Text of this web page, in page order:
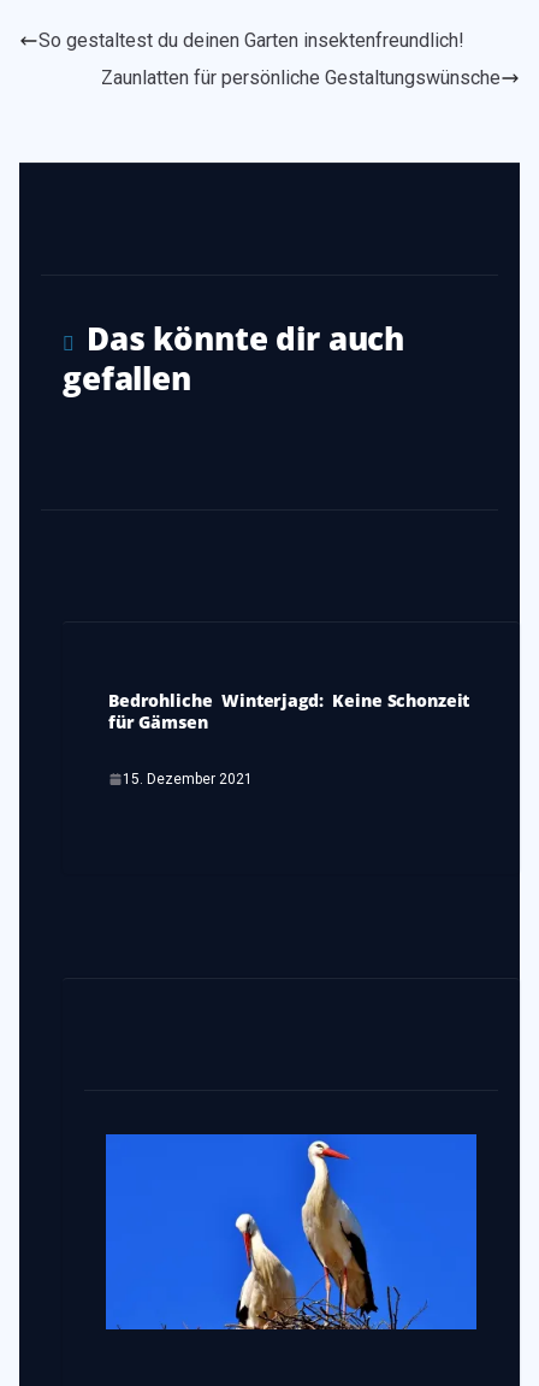
So gestaltest du deinen Garten insektenfreundlich!
Zaunlatten für persönliche Gestaltungswünsche
Das könnte dir auch
gefallen
Bedrohliche Winterjagd: Keine Schonzeit
für Gämsen
15. Dezember 2021